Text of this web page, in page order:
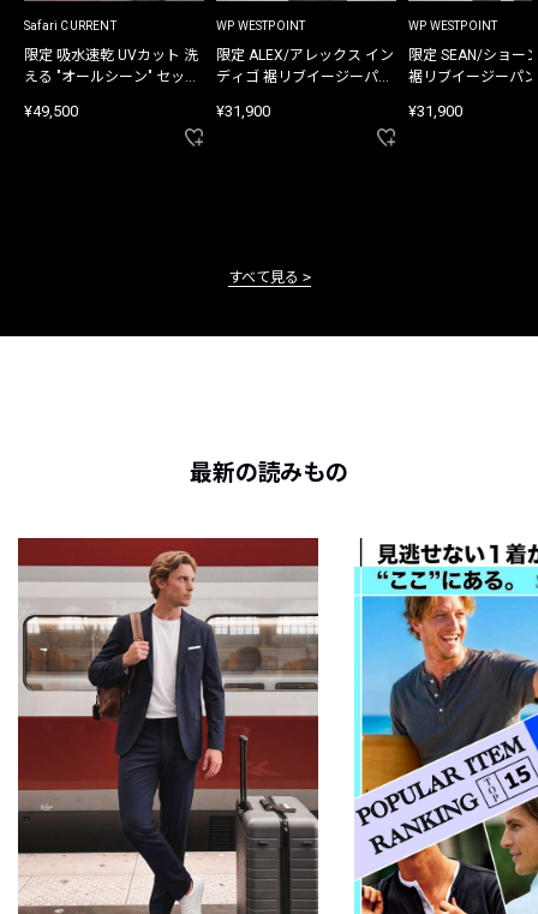
Safari CURRENT
限定 吸水速乾 UVカット 洗
える "オールシーン" セット
¥49,500
WP WESTPOINT
限定 ALEX/アレックス イン
ディゴ 裾リブイージーパン
¥31,900
WP WESTPOINT
限定 SEAN/ショー
裾リブイージーパ
¥31,900
すべて見る
最新の読みもの